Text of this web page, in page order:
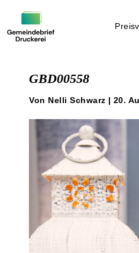
GBD00558
Von Nelli Schwarz | 20.